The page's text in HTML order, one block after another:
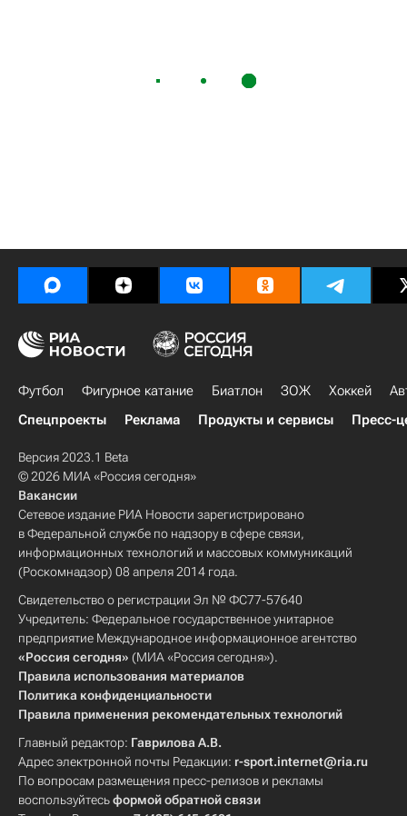
Футбол Фигурное катание Биатлон ЗОЖ Хоккей
Спецпроекты
Реклама Продукты и сервисы Пресс-
Версия 2023.1 Beta
© 2026 МИА «Россия сегодня»
Вакансии
Сетевое издание РИА Новости зарегистрировано
в Федеральной службе по надзору в сфере связи,
информационных технологий и массовых коммуникаций
(Роскомнадзор) 08 апреля 2014 года.
Свидетельство о регистрации Эл № ФС77-57640
Учредитель: Федеральное государственное унитарное
предприятие Международное информационное агентство
«Россия сегодня» (МИА «Россия сегодня»).
Правила использования материалов
Политика конфиденциальности
Правила применения рекомендательных технологий
Главный редактор: Гаврилова А.В.
Адрес электронной почты Редакции: r-sport.internet@ria.ru
По вопросам размещения пресс-релизов и рекламы
воспользуйтесьформой обратной связи